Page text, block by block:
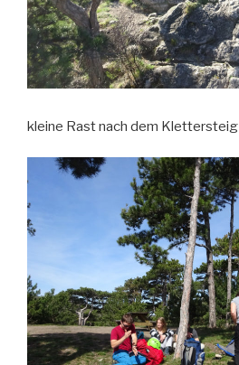
kleine Rast nach dem Klettersteig